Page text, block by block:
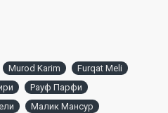
Murod Karim
Furqat Meli
Рауф Парфи
Малик Мансур